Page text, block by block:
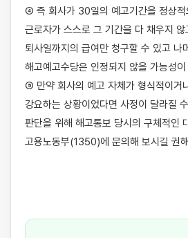
④ 즉 회사가 30일의 예고기간을 정상적
근로자가 스스로 그 기간을 다 채우지
퇴사일까지의 급여만 청구할 수 있고 나
해고예고수당은 인정되지 않을 가능성
⑤ 만약 회사의 예고 자체가 형식적이거
강요하는 상황이었다면 사정이 달라질
판단을 위해 해고통보 당시의 구체적인
고용노동부(1350)에 문의해 보시길 권